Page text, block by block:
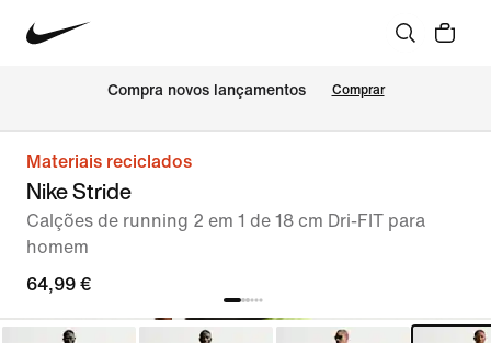
Compra novos lançamentos Comprar
Materiais reciclados
Nike Stride
Calções de running 2 em 1 de 18 cm Dri-FIT para
homem
64,99 €